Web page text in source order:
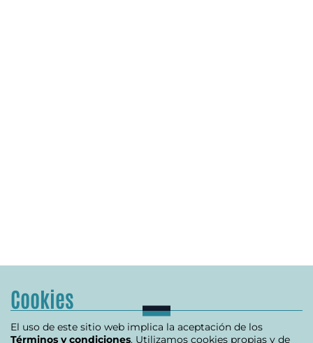
Cookies
El uso de este sitio web implica la aceptación de los
Términos y condiciones. Utilizamos cookies propias y de